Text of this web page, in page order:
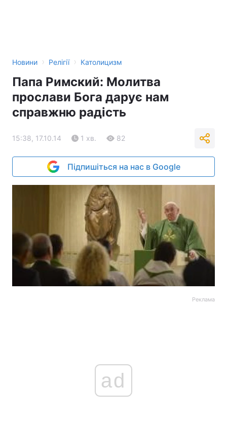
Новини › Релігії › Католицизм
Папа Римский: Молитва
прослави Бога дарує нам
справжню радість
15:38, 17.10.14 1 хв. 82
Підпишіться на нас в Google
Реклама
ad